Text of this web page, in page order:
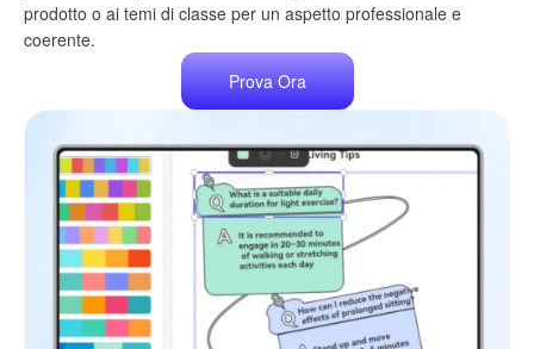
prodotto o ai temi di classe per un aspetto professionale e
coerente.
Prova Ora